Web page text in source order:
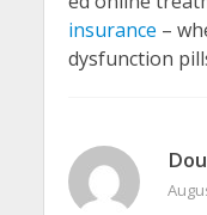
insurance –
dysfunction